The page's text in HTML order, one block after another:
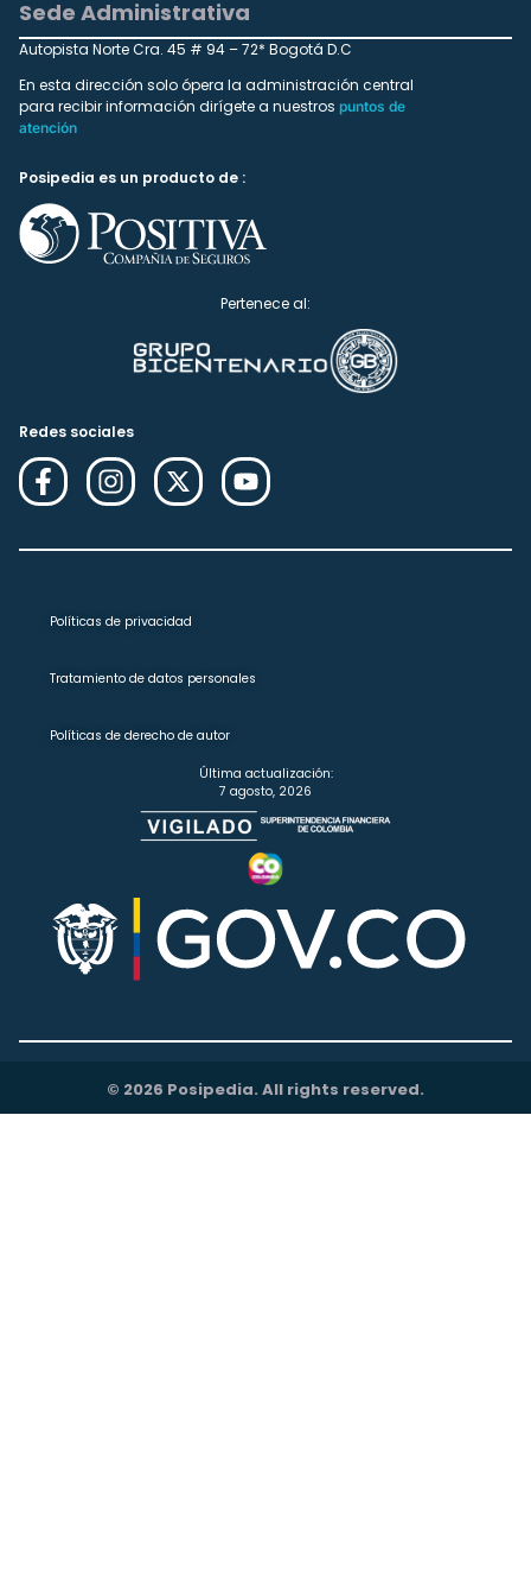
Sede Administrativa
Autopista Norte Cra. 45 # 94 – 72* Bogotá D.C
En esta dirección solo ópera la administración central
para recibir información dirígete a nuestros puntos de
atención
Posipedia es un producto de :
Pertenece al:
Redes sociales
Políticas de privacidad
Tratamiento de datos personales
Políticas de derecho de autor
Última actualización:
7 agosto, 2026
© 2026 Posipedia. All rights reserved.